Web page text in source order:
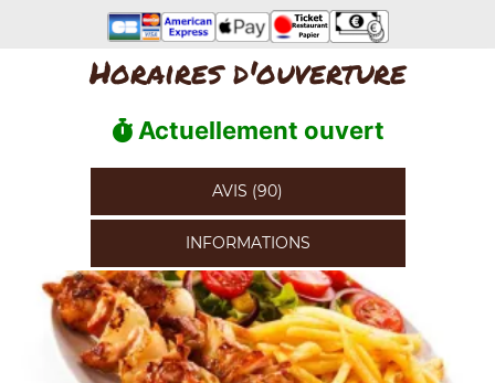
Horaires d'ouverture
Actuellement ouvert
AVIS (90)
INFORMATIONS